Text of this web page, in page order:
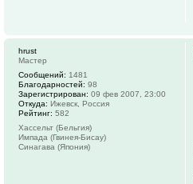
hrust
Мастер
Сообщений: 1481
Благодарностей: 98
Зарегистрирован: 09 фев 2007, 23:00
Откуда: Ижевск, Россия
Рейтинг: 582
Хассельт (Бельгия)
Импада (Гвинея-Бисау)
Синагава (Япония)